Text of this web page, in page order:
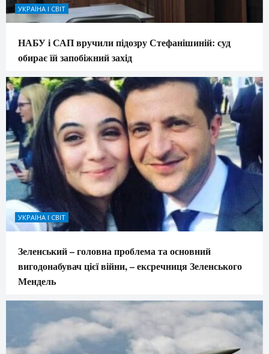
УКРАЇНА І СВІТ
НАБУ і САП вручили підозру Стефанішиній: суд
обирає їй запобіжний захід
УКРАЇНА І СВІТ
Зеленський – головна проблема та основний
вигодонабувач цієї війни, – ексречниця Зеленського
Мендель